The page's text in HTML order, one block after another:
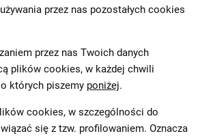
przez nas pozostałych cookies
przez nas Twoich danych
plików cookies, w każdej chwili
o których piszemy poniżej.
cookies, w szczególności do
się z tzw. profilowaniem. Oznacza